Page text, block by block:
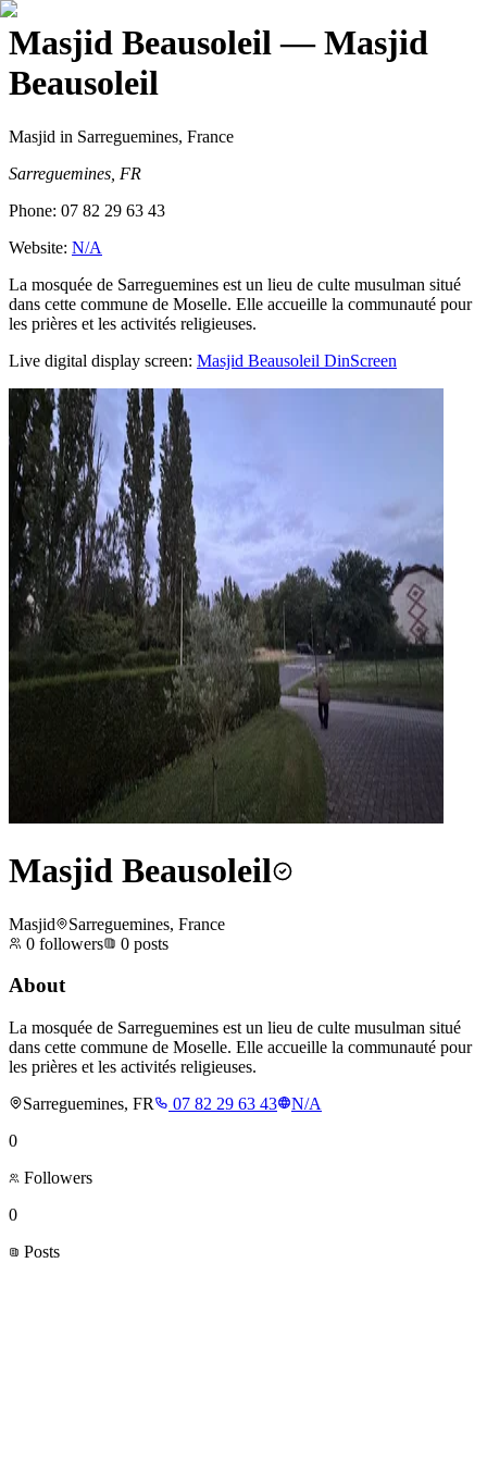
Masjid Beausoleil— Masjid
Beausoleil
Masjid in Sarreguemines, France
Sarreguemines, FR
Phone: 07 82 29 63 43
Website: N/A
La mosquée de Sarreguemines est un lieu de culte musulman situé
dans cette commune de Moselle. Elle accueille la communauté pour
les prières et les activités religieuses.
Live digital display screen: Masjid Beausoleil DinScreen
Masjid Beausoleil
Masjid
Sarreguemines, France
0 followers 0 posts
About
La mosquée de Sarreguemines est un lieu de culte musulman situé
dans cette commune de Moselle. Elle accueille la communauté pour
les prières et les activités religieuses.
Sarreguemines, FR
07 82 29 63 43
N/A
0
Followers
0
Posts